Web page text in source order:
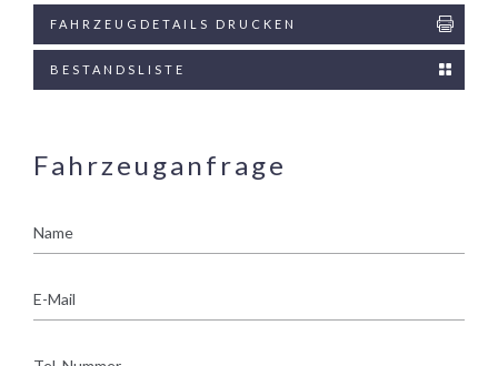
FAHRZEUGDETAILS DRUCKEN
BESTANDSLISTE
Fahrzeuganfrage
Mail